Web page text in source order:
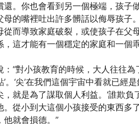
還。你也會看到另一個極端，孩子
母的嘴裡吐出許多髒話以侮辱孩子
從而導致家庭破裂，或使孩子在父
，這才能有一個穩定的家庭和一個
：“對小孩教育的時候，大人往往
’。‘尖’在我們這個宇宙中看就已
，就是為了謀取個人利益。‘誰欺負
。從小到大這個小孩接受的東西多
他就會損德。”